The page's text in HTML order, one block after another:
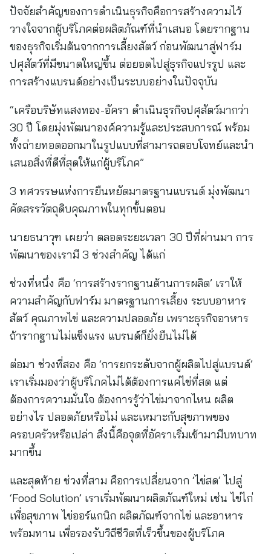
ปัจจัยสำคัญของการดำเนินธุรกิจคือการสร้างความไว้
วางใจจากผู้บริโภคต่อผลิตภัณฑ์ที่นำเสนอ โดยรากฐาน
ของธุรกิจเริ่มต้นจากการเลี้ยงสัตว์ ก่อนพัฒนาสู่ฟาร์ม
ปศุสัตว์ที่มีขนาดใหญ่ขึ้น ต่อยอดไปสู่ธุรกิจแปรรูป และ
การสร้างแบรนด์อย่างเป็นระบบอย่างในปัจจุบัน
“เครือบริษัทแสงทอง-อัครา ดำเนินธุรกิจปศุสัตว์มากว่า
30 ปี โดยมุ่งพัฒนาองค์ความรู้และประสบการณ์ พร้อม
ทั้งถ่ายทอดออกมาในรูปแบบที่สามารถตอบโจทย์และนำ
เสนอสิ่งที่ดีที่สุดให้แก่ผู้บริโภค”
3 ทศวรรษแห่งการยืนหยัดมาตรฐานแบรนด์ มุ่งพัฒนา
คัดสรรวัตถุดิบคุณภาพในทุกขั้นตอน
นายธนาวุฑ เผยว่า ตลอดระยะเวลา 30 ปีที่ผ่านมา การ
พัฒนาของเรามี 3 ช่วงสำคัญ ได้แก่
ช่วงที่หนึ่ง คือ ‘การสร้างรากฐานด้านการผลิต’ เราให้
ความสำคัญกับฟาร์ม มาตรฐานการเลี้ยง ระบบอาหาร
สัตว์ คุณภาพไข่ และความปลอดภัย เพราะธุรกิจอาหาร
ถ้ารากฐานไม่แข็งแรง แบรนด์ก็ยั่งยืนไม่ได้
ต่อมา ช่วงที่สอง คือ ‘การยกระดับจากผู้ผลิตไปสู่แบรนด์’
เราเริ่มมองว่าผู้บริโภคไม่ได้ต้องการแค่ไข่ที่สด แต่
ต้องการความมั่นใจ ต้องการรู้ว่าไข่มาจากไหน ผลิต
อย่างไร ปลอดภัยหรือไม่ และเหมาะกับสุขภาพของ
ครอบครัวหรือเปล่า สิ่งนี้คือจุดที่อัคราเริ่มเข้ามามีบทบาท
มากขึ้น
และสุดท้าย ช่วงที่สาม คือการเปลี่ยนจาก ‘ไข่สด’ ไปสู่
‘Food Solution’ เราเริ่มพัฒนาผลิตภัณฑ์ใหม่ เช่น ไข่ไก่
เพื่อสุขภาพ ไข่ออร์แกนิก ผลิตภัณฑ์จากไข่ และอาหาร
พร้อมทาน เพื่อรองรับวิถีชีวิตที่เร็วขึ้นของผู้บริโภค